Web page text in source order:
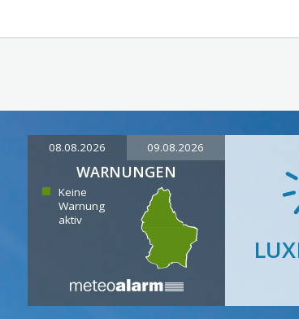
08.08.2026 09.08.2026
WARNUNGEN
Keine
Warnung
aktiv